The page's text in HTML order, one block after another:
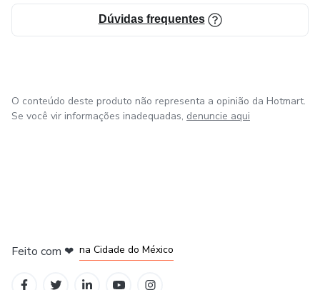
Dúvidas frequentes
O conteúdo deste produto não representa a opinião da Hotmart.
Se você vir informações inadequadas, denuncie aqui
Feito com ❤ na Cidade do México